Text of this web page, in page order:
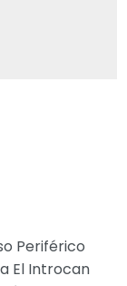
Periférico
El Introcan